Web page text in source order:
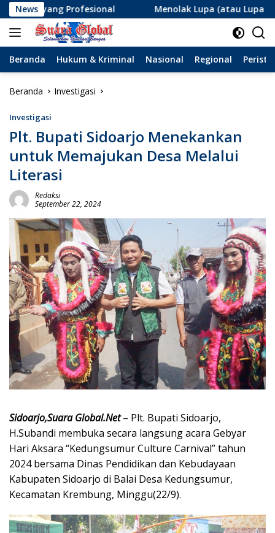
Langsung
ke
konten
News Menolak Lupa (atau Lupa Ingatan?): Menanti
Beranda Hukum & Kriminal Nasional Regional
Beranda Investigasi
Investigasi
Plt. Bupati Sidoarjo Menekankan
untuk Memajukan Desa Melalui
Literasi
Redaksi
September 22, 2024
Sidoarjo,Suara Global.Net– Plt. Bupati Sidoarjo,
H.Subandi membuka secara langsung acara Gebyar
Hari Aksara “Kedungsumur Culture Carnival” tahun
2024 bersama Dinas Pendidikan dan Kebudayaan
Kabupaten Sidoarjo di Balai Desa Kedungsumur,
Kecamatan Krembung, Minggu(22/9).